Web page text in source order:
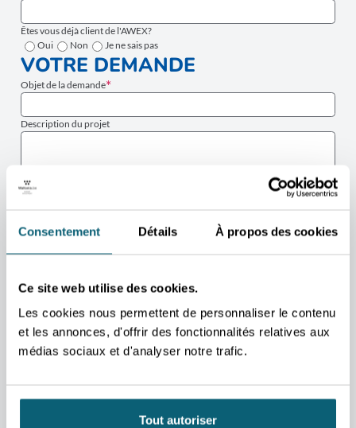
Consentement Détails À propos des cookies
Ce site web utilise des cookies.
Les cookies nous permettent de personnaliser le contenu
et les annonces, d'offrir des fonctionnalités relatives aux
médias sociaux et d'analyser notre trafic.
Tout autoriser
Êtes vous déjà client de l'AWEX?
Oui
Non Je ne sais pas
VOTRE DEMANDE
Objet de la demande
Description du projet
J’accepte que les données fournies via ce formulaire soient utilisées par
l’Agence wallonne à l’Exportation et aux Investissements étrangers
ENVOYER